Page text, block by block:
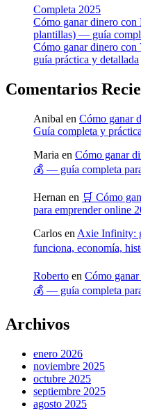
Completa 2025
Cómo ganar dinero con
plantillas) — guía
Cómo ganar dinero
guía práctica y detallada
Comentarios
Anibal en Cómo ganar
Guía completa y práctica
Maria en Cómo ganar
💰 — guía completa
Hernan en 🛒 Cómo
para emprender online
Carlos en Axie Infinity:
funciona, economía,
Roberto en Cómo
💰 — guía completa
Archivos
enero 2026
noviembre 2025
octubre 2025
septiembre 2025
agosto 2025